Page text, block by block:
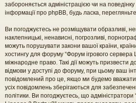
забороняється адміністрацією чи на
інформації про phpBB, будь ласка,
Ви погоджуєтесь не розміщувати образливі,
наклепницькі, ненависні, погрозливі,
можуть порушувати закони вашої країни,
хостингу для форуму “Форум ігрового сервера
міжнародне право. Такі дії можуть призвести до
відмови у доступі до форуму, при цьому ваш
повідомлений про це, якщо ми будемо
усіх повідомлень зберігаються для
політики. Ви погоджуєтесь, що адміністратори